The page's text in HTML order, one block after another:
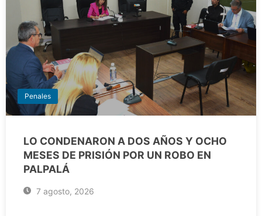
Penales
LO CONDENARON A DOS AÑOS Y OCHO
MESES DE PRISIÓN POR UN ROBO EN
PALPALÁ
7 agosto, 2026